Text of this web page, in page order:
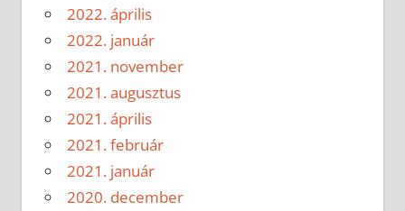
2022. április
2022. január
2021. november
2021. augusztus
2021. április
2021. február
2021. január
2020. december